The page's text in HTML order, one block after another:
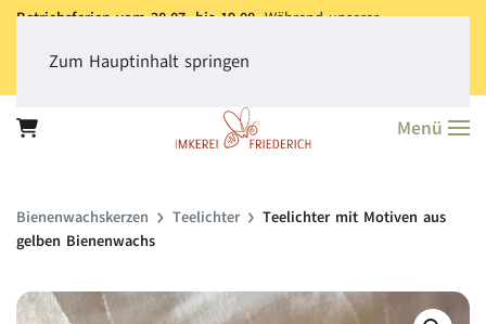
Betriebsferien vom 28.07. bis 19.08.Während unserer
dass derVersand aller Bestellungen erst ab dem 20.08.
Vielen Dank für Ihr Verständnis!
Zum Hauptinhalt springen
Menü
Bienen­wachs­kerzen Teelichter
Teelichter mit Motiven aus
gelben Bienenwachs